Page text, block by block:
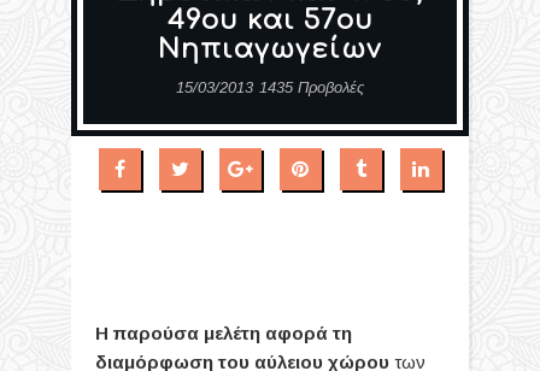
49ου και 57ου
Νηπιαγωγείων
15/03/2013 1435 Προβολές
Η παρούσα μελέτη αφορά τη
διαμόρφωση του αύλειου χώρου των